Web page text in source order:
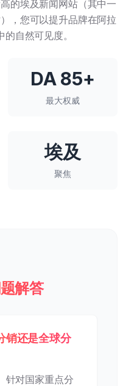
的埃及新闻网站（其中一
，您可以提升品牌在阿拉
自然可见度。
DA 85+
最大权威
埃及
聚焦
解答
销还是全球分
针对国家重点分